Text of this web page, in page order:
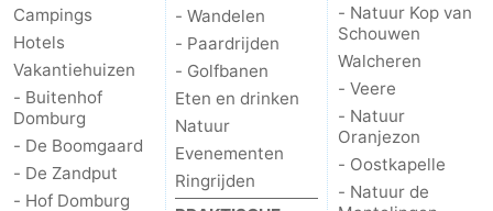
Campings
Hotels
Vakantiehuizen
- Buitenhof
Domburg
- De Boomgaard
- De Zandput
- Hof Domburg
- Wandelen
- Paardrijden
- Golfbanen
Eten en drinken
Natuur
Evenementen
Ringrijden
- Natuur Kop van
Schouwen
Walcheren
- Veere
- Natuur
Oranjezon
- Oostkapelle
- Natuur de